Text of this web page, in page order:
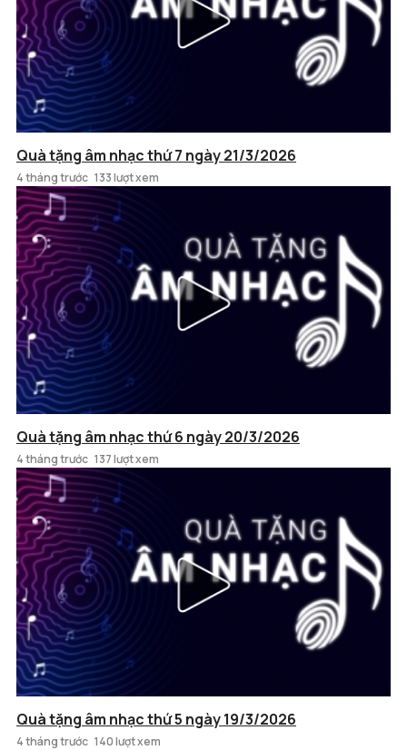
Quà tặng âm nhạc thứ 7 ngày 21/3/2026
4 tháng trước 133 lượt xem
Quà tặng âm nhạc thứ 6 ngày 20/3/2026
4 tháng trước 137 lượt xem
Quà tặng âm nhạc thứ 5 ngày 19/3/2026
4 tháng trước 140 lượt xem